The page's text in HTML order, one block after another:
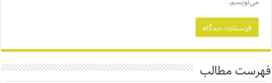
فهرست مطالب